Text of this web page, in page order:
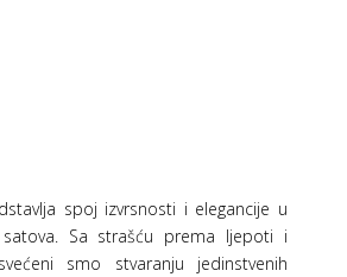
spoj izvrsnosti i elegancije u
Sa strašću prema ljepoti i
smo stvaranju jedinstvenih